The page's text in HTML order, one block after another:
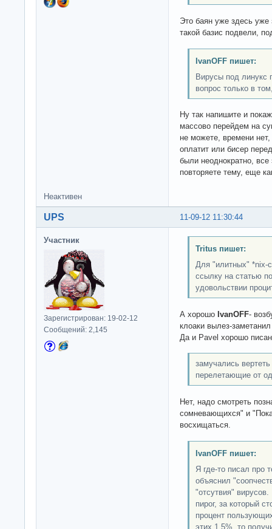
Это баян уже здесь уже
такой базис подвели,
IvanOFF пишет:
Вирусы под линукс
вопрос только в
Ну так напишите и
массово перейдем на
не можете, времени
оплатит или бисер
были неоднократно,
повторяете тему, еще
Неактивен
11-09-12 11:30:44
UPS
Участник
Зарегистрирован: 19-02-12
Сообщений: 2,145
Tritus пишет:
Для "илитных" *nix-
ссылку на статью
удовольствии
А хорошо IvanOFF-
клоаки вылез-
Да и Pavel хорошо
замучались
перелетающие от
Нет, надо смотреть
сомневающихся" и
восхищаться.
IvanOFF пишет:
Я где-то писал про
объяснил
"отсутвия"
пирог, за который
процент
этих 1,5%, то